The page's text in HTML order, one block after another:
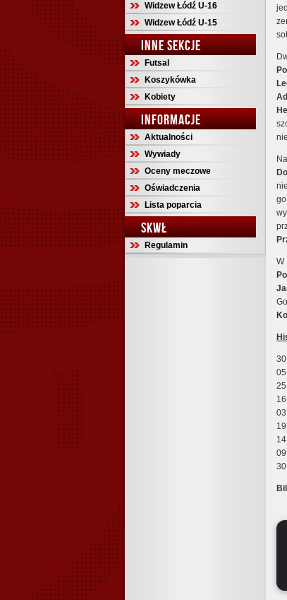
Widzew Łódź U-16
Widzew Łódź U-15
INNE SEKCJE
Futsal
Koszykówka
Kobiety
INFORMACJE
Aktualności
Wywiady
Oceny meczowe
Oświadczenia
Lista poparcia
SKWŁ
Regulamin
go
W